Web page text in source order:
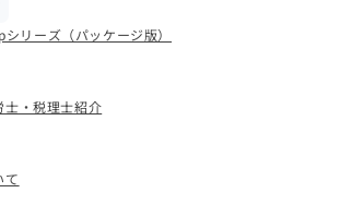
リーズ（パッケージ版）
士・税理士紹介
て